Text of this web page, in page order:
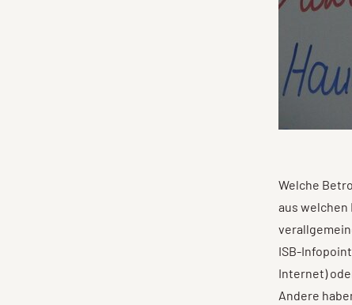
Welche
aus welchen
ISB-
Internet)
Andere